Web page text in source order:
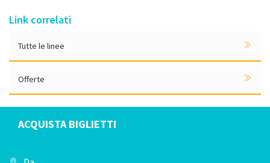
Link correlati
Tutte le linee
Offerte
ACQUISTA BIGLIETTI